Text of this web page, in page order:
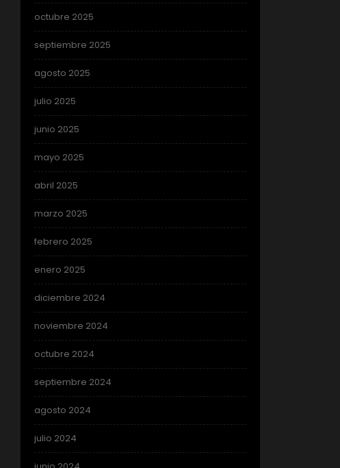
octubre 2025
septiembre 2025
agosto 2025
julio 2025
junio 2025
mayo 2025
abril 2025
marzo 2025
febrero 2025
enero 2025
diciembre 2024
noviembre 2024
octubre 2024
septiembre 2024
agosto 2024
julio 2024